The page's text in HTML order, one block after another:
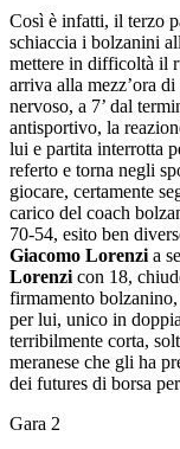
Così è infatti, il terzo
schiaccia i bolzanini
mettere in difficoltà il
arriva alla mezz’ora
nervoso, a 7’ dal
antisportivo, la
lui e partita interrotta
referto e torna negli
giocare, certamente
carico del coach
70-54, esito ben
Giacomo Lorenzi a
Lorenzi con 18,
firmamento
per lui, unico in
terribilmente corta,
meranese che gli ha
dei futures di borsa
Gara 2